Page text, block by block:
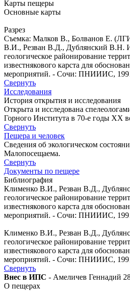
Карты пещеры
Основные карты
Разрез
Съемка: Малков В., Болванов Е.
В.И., Резван В.Д., Дублянский В.Н.
геологическое районирование
известнякового карста для
мероприятий. - Сочи: ПНИИИС,
Свернуть
Исследования
История открытия и исследования
Открыта и исследована
Горного Института в 70-е годы XX
Свернуть
Пещера и человек
Сведения об экологическом
Малопосещаема.
Свернуть
Документы по пещере
Библиография
Клименко В.И., Резван В.Д.,
геологическое районирование
известнякового карста для
мероприятий. - Сочи: ПНИИИС,
Клименко В.И., Резван В.Д.,
геологическое районирование
известнякового карста для
мероприятий. - Сочи: ПНИИИС,
Свернуть
Внес в ИПС - Амеличев Геннадий
О пещерах